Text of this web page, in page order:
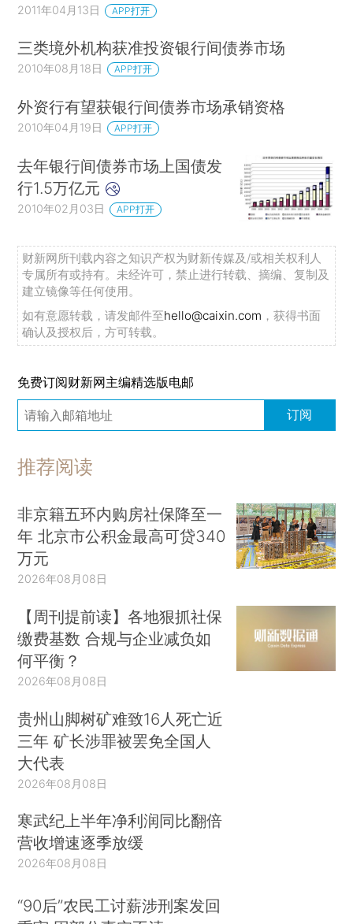
2011年04月13日 APP打开
三类境外机构获准投资银行间债券市场
2010年08月18日 APP打开
外资行有望获银行间债券市场承销资格
2010年04月19日 APP打开
去年银行间债券市场上国债发
行1.5万亿元
2010年02月03日 APP打开
财新网所刊载内容之知识产权为财新传媒及/或相关权利人
专属所有或持有。未经许可，禁止进行转载、摘编、复制及
建立镜像等任何使用。
如有意愿转载，请发邮件至hello@caixin.com ，获得书面
确认及授权后，方可转载。
免费订阅财新网主编精选版电邮
订阅
推荐阅读
非京籍五环内购房社保降至一
年 北京市公积金最高可贷340
万元
2026年08月08日
【周刊提前读】各地狠抓社保
缴费基数 合规与企业减负如
何平衡？
2026年08月08日
贵州山脚树矿难致16人死亡近
三年 矿长涉罪被罢免全国人
大代表
2026年08月08日
寒武纪上半年净利润同比翻倍
营收增速逐季放缓
2026年08月08日
“90后”农民工讨薪涉刑案发回